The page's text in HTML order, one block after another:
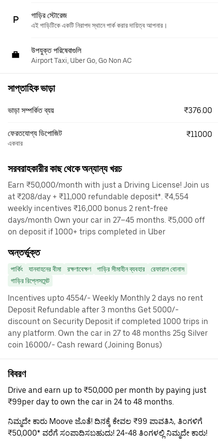
গাড়ির স্টোরেজ
এই গাড়িটিকে একটি নিরাপদ স্থানে পার্ক করার দায়িত্ব আপনার।
উপযুক্ত পরিষেবাগুলি
Airport Taxi, Uber Go, Go Non AC
সাপ্তাহিক ভাড়া
ভাড়া সম্পর্কিত ব্যয় ₹376.00
ফেরতযোগ্য ডিপোজিট
একবার
₹11000
সরবরাহকারীর কাছ থেকে অন্যান্য খরচ
Earn ₹50,000/month with just a Driving License! Join us
at ₹208/day + ₹11,000 refundable deposit*. ₹4,554
weekly incentives ₹16,000 bonus 2 rent-free
days/month Own your car in 27–45 months. ₹5,000 off
on deposit if 1000+ trips completed in Uber
অন্তর্ভুক্ত
পার্কিং যানবাহনের বীমা রক্ষণাবেক্ষণ গাড়ির সীমাহীন ব্যবহার
রেফারাল বোনাস
গাড়ির রিপ্লেসমেন্ট
Incentives upto 4554/- Weekly Monthly 2 days no rent
Deposit Refundable after 3 months Get 5000/-
discount on Security Deposit if completed 1000 trips in
any platform. Own the car in 27 to 48 months 25g Silver
coin 16000/- Cash reward (Joining Bonus)
বিবরণ
Drive and earn up to ₹50,000 per month by paying just
₹99per day to own the car in 24 to 48 months.
ನಿಮ್ಮದೇ ಕಾರು Moove ಜೊತೆ! ದಿನಕ್ಕೆ ಕೇವಲ ₹99 ಪಾವತಿಸಿ, ತಿಂಗಳಿಗೆ
₹50,000* ವರೆಗೆ ಸಂಪಾದಿಸಬಹುದು! 24-48 ತಿಂಗಳಲ್ಲಿ ನಿಮ್ಮದೇ ಕಾರು!